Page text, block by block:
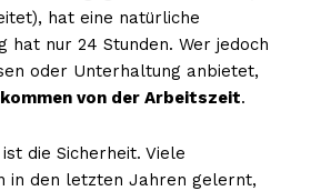
hat eine natürliche
hat nur 24 Stunden. Wer jedoch
oder Unterhaltung anbietet,
von der Arbeitszeit.
die Sicherheit. Viele
in den letzten Jahren gelernt,